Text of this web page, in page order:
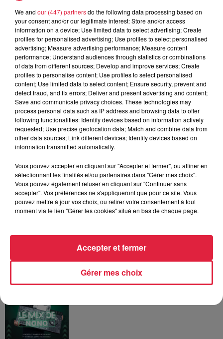
5 août 2026
Europa-Park : des précisons sur
l’après Euro-Mir
Dans la même série
Le Mix de Nono #167
Le Mix de Nono #166
Le Mix de Nono #165
We and our (447) partnersdo the following data processing based on
your consent and/or our legitimate interest: Store and/or access
information on a device; Use limited data to select advertising; Create
profiles for personalised advertising; Use profiles to select personalised
advertising; Measure advertising performance; Measure content
performance; Understand audiences through statistics or combinations
of data from different sources; Develop and improve services; Create
profiles to personalise content; Use profiles to select personalised
content; Use limited data to select content; Ensure security, prevent and
detect fraud, and fix errors; Deliver and present advertising and content;
Save and communicate privacy choices. These technologies may
process personal data such as IP address and browsing data to offer
following functionalities: Identify devices based on information actively
requested; Use precise geolocation data; Match and combine data from
other data sources; Link different devices; Identify devices based on
information transmitted automatically.
Vous pouvez accepter en cliquant sur "Accepter et fermer", ou affiner en
sélectionnant les finalités et/ou partenaires dans "Gérer mes choix".
Vous pouvez également refuser en cliquant sur "Continuer sans
accepter". Vos préférences ne s'appliqueront que pour ce site. Vous
pouvez mettre à jour vos choix, ou retirer votre consentement à tout
moment via le lien "Gérer les cookies" situé en bas de chaque page.
Gérer mes choix
Accepter et fermer